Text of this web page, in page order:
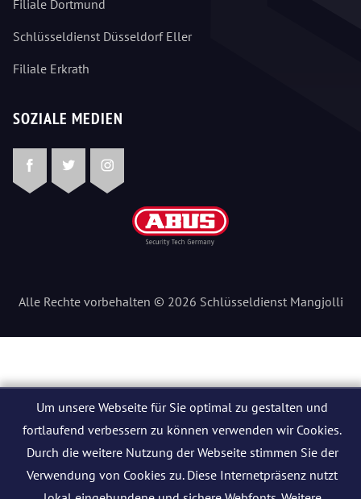
Filiale Dortmund
Schlüsseldienst Düsseldorf Eller
Filiale Erkrath
SOZIALE MEDIEN
FacebookTwitterInstagram
Alle Rechte vorbehalten © 2026 Schlüsseldienst Mangjolli
Um unsere Webseite für Sie optimal zu gestalten und
fortlaufend verbessern zu können verwenden wir Cookies.
Durch die weitere Nutzung der Webseite stimmen Sie der
Verwendung von Cookies zu. Diese Internetpräsenz nutzt